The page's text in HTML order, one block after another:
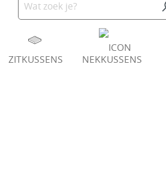
ZITKUSSENS NEKKUSSENS